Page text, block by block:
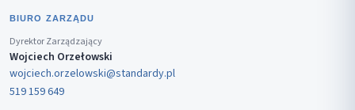
BIURO ZARZĄDU
Dyrektor Zarządzający
Wojciech Orzełowski
wojciech.orzelowski@standardy.pl
519 159 649